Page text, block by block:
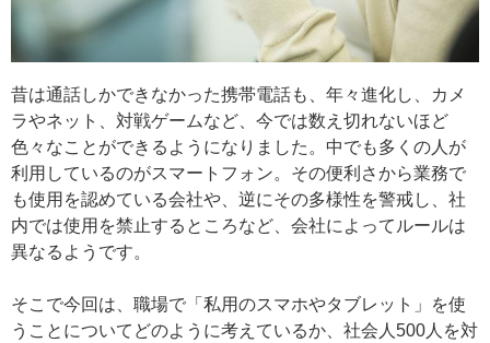
昔は通話しかできなかった携帯電話も、年々進化し、カメ
ラやネット、対戦ゲームなど、今では数え切れないほど
色々なことができるようになりました。中でも多くの人が
利用しているのがスマートフォン。その便利さから業務で
も使用を認めている会社や、逆にその多様性を警戒し、社
内では使用を禁止するところなど、会社によってルールは
異なるようです。
そこで今回は、職場で「私用のスマホやタブレット」を使
うことについてどのように考えているか、社会人500人を対